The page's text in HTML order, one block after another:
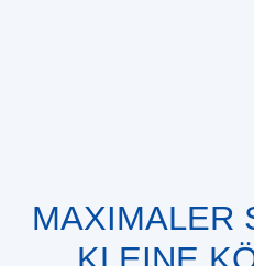
MAXIMALER